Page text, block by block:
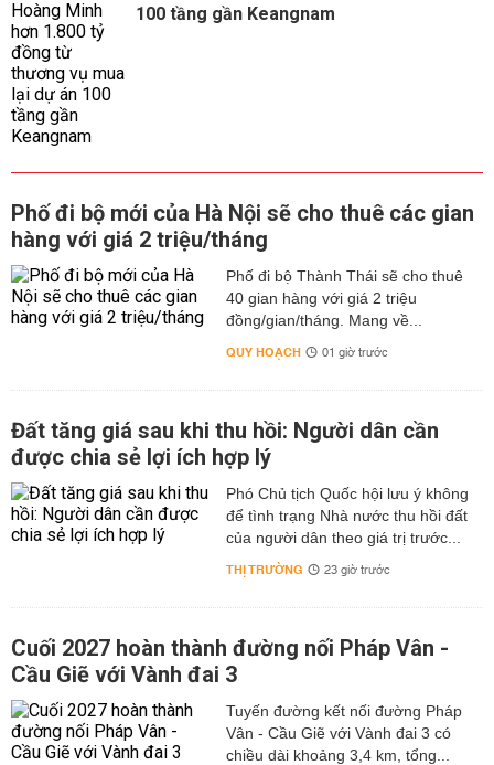
100 tầng gần Keangnam
Phố đi bộ mới của Hà Nội sẽ cho thuê các gian
hàng với giá 2 triệu/tháng
Phố đi bộ Thành Thái sẽ cho thuê
40 gian hàng với giá 2 triệu
đồng/gian/tháng. Mang về...
QUY HOẠCH 01 giờ trước
Đất tăng giá sau khi thu hồi: Người dân cần
được chia sẻ lợi ích hợp lý
Phó Chủ tịch Quốc hội lưu ý không
để tình trạng Nhà nước thu hồi đất
của người dân theo giá trị trước...
THỊ TRƯỜNG 23 giờ trước
Cuối 2027 hoàn thành đường nối Pháp Vân -
Cầu Giẽ với Vành đai 3
Tuyến đường kết nối đường Pháp
Vân - Cầu Giẽ với Vành đai 3 có
chiều dài khoảng 3,4 km, tổng...